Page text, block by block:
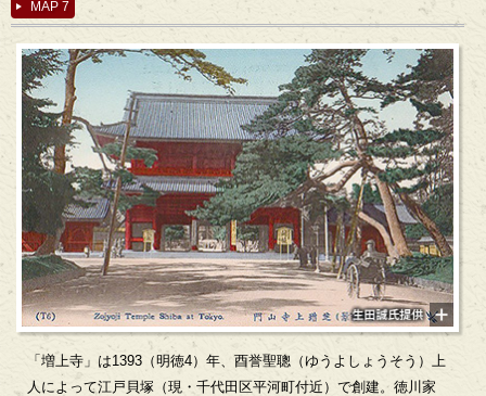
MAP 7
「増上寺」は1393（明徳4）年、酉誉聖聰（ゆうよしょうそう）上
人によって江戸貝塚（現・千代田区平河町付近）で創建。徳川家